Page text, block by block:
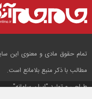
تمام حقوق مادی و معنوی این
مطالب با ذکر منبع بلامانع است.
طراحی و تولید"ایران سامانه"